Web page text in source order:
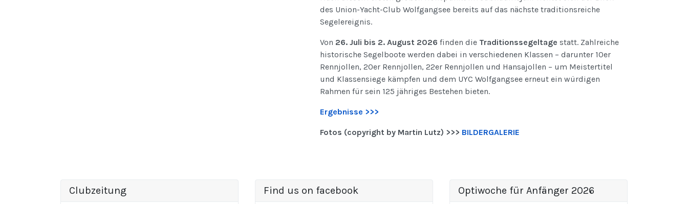
des Union-Yacht-Club Wolfgangsee bereits auf das nächste traditionsreiche
Segelereignis.
Von 26. Juli bis 2. August 2026 finden die Traditionssegeltage statt. Zahlreiche
historische Segelboote werden dabei in verschiedenen Klassen – darunter 10er
Rennjollen, 20er Rennjollen, 22er Rennjollen und Hansajollen – um Meistertitel
und Klassensiege kämpfen und dem UYC Wolfgangsee erneut ein würdigen
Rahmen für sein 125 jähriges Bestehen bieten.
Ergebnisse >>>
Fotos (copyright by Martin Lutz) >>> BILDERGALERIE
Clubzeitung Find us on facebook Optiwoche für Anfänger 2026